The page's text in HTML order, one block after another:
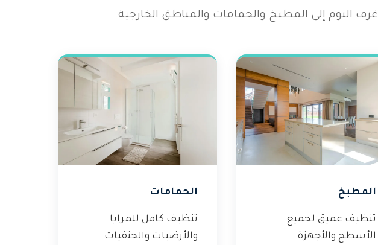
النوم إلى المطبخ والحمامات والمناطق الخارجية.
المطبخ
تنظيف عميق لجميع
الأسطح والأجهزة
الحمامات
تنظيف كامل للمرايا
والأرضيات والحنفيات